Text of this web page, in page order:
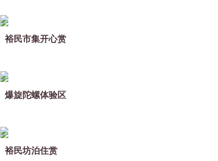
裕民市集开心赏
爆旋陀螺体验区
裕民坊泊住赏